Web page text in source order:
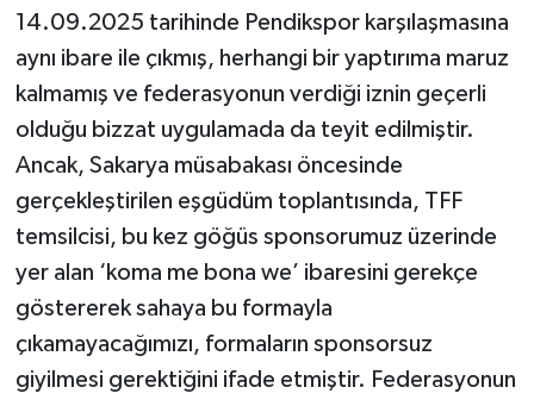
14.09.2025 tarihinde Pendikspor karşılaşmasına
aynı ibare ile çıkmış, herhangi bir yaptırıma maruz
kalmamış ve federasyonun verdiği iznin geçerli
olduğu bizzat uygulamada da teyit edilmiştir.
Ancak, Sakarya müsabakası öncesinde
gerçekleştirilen eşgüdüm toplantısında, TFF
temsilcisi, bu kez göğüs sponsorumuz üzerinde
yer alan ‘koma me bona we’ ibaresini gerekçe
göstererek sahaya bu formayla
çıkamayacağımızı, formaların sponsorsuz
giyilmesi gerektiğini ifade etmiştir. Federasyonun